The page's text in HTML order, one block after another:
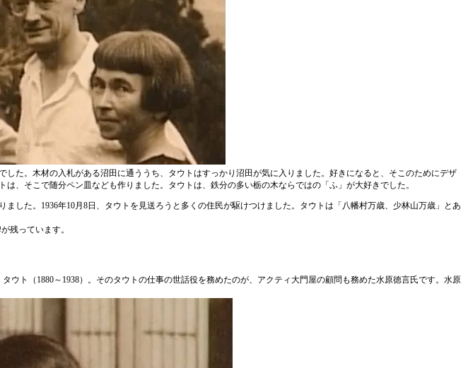
た。木材の入札がある沼田に通ううち、タウトはすっかり沼田が気に入りました。好きになると、そこのためにデザ
、そこで随分ペン皿なども作りました。タウトは、鉄分の多い栃の木ならではの「ふ」が大好きでした。
した。1936年10月8日、タウトを見送ろうと多くの住民が駆けつけました。タウトは「八幡村万歳、少林山万歳」とあ
残っています。
ト（1880～1938）。そのタウトの仕事の世話役を務めたのが、アクティ大門屋の顧問も務めた水原徳言氏です。水原